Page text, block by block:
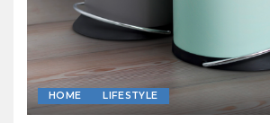
HOME LIFESTYLE